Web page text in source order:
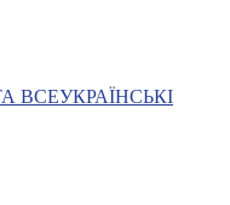
ВСЕУКРАЇНСЬКІ